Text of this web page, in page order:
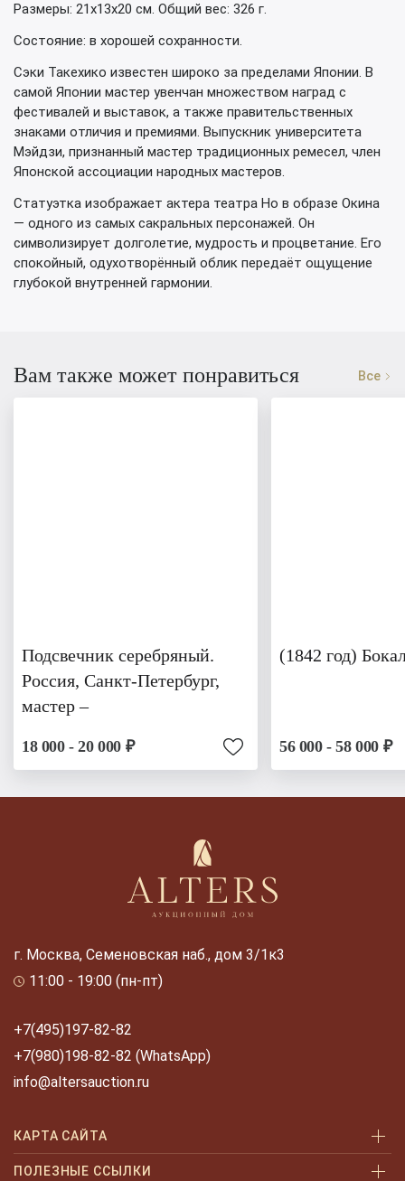
Размеры: 21х13х20 см. Общий вес: 326 г.
Состояние: в хорошей сохранности.
Сэки Такехико известен широко за пределами Японии. В
самой Японии мастер увенчан множеством наград с
фестивалей и выставок, а также правительственных
знаками отличия и премиями. Выпускник университета
Мэйдзи, признанный мастер традиционных ремесел, член
Японской ассоциации народных мастеров.
Статуэтка изображает актера театра Но в образе Окина
— одного из самых сакральных персонажей. Он
символизирует долголетие, мудрость и процветание. Его
спокойный, одухотворённый облик передаёт ощущение
глубокой внутренней гармонии.
Вам также может понравиться Все
Подсвечник серебряный.
Россия, Санкт-Петербург,
мастер –
18 000 - 20 000 ₽
(1842 год)
56 000 - 58 000 ₽
г. Москва, Семеновская наб., дом 3/1к3
11:00 - 19:00 (пн-пт)
+7(495)197-82-82
+7(980)198-82-82 (WhatsApp)
info@altersauction.ru
КАРТА САЙТА
Аукционы
ПОЛЕЗНЫЕ ССЫЛКИ